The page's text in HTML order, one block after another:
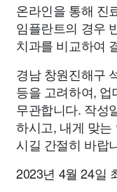
온라인을 통해 진
임플란트의 경우
치과를 비교하여
경남 창원진해구
등을 고려하여,
무관합니다. 작성
하시고, 내게 맞
시길 간절히 바랍
2023년 4월 24일